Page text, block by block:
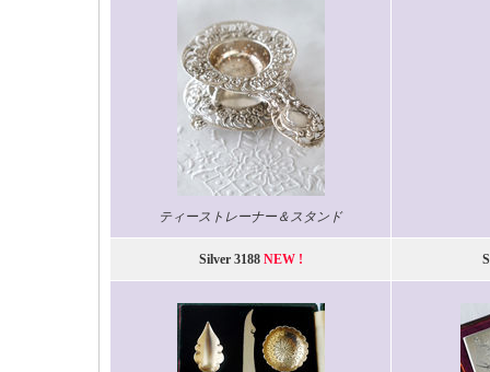
ティーストレーナー＆スタンド
Silver 3188 NEW !